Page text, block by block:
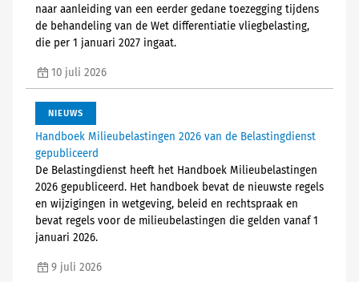
naar aanleiding van een eerder gedane toezegging tijdens
de behandeling van de Wet differentiatie vliegbelasting,
die per 1 januari 2027 ingaat.
10 juli 2026
NIEUWS
Handboek Milieubelastingen 2026 van de Belastingdienst
gepubliceerd
De Belastingdienst heeft het Handboek Milieubelastingen
2026 gepubliceerd. Het handboek bevat de nieuwste regels
en wijzigingen in wetgeving, beleid en rechtspraak en
bevat regels voor de milieubelastingen die gelden vanaf 1
januari 2026.
9 juli 2026